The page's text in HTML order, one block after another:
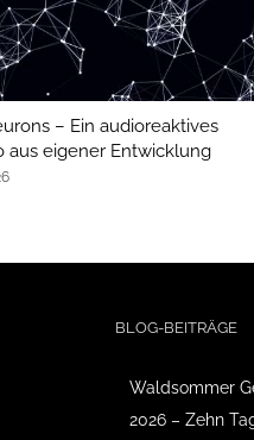
– Ein audioreaktives
aus eigener Entwicklung
BLOG-BEITRÄGE
Waldsommer
2026 – Zehn